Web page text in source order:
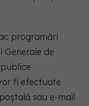
programări
Generale de
fi efectuate
sau e-mail